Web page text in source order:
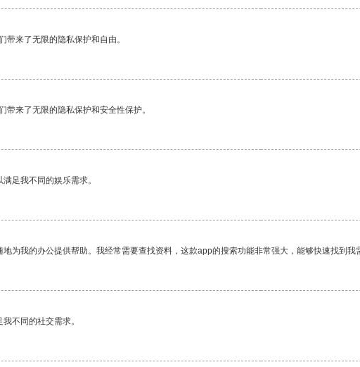
带来了无限的隐私保护和自由。
带来了无限的隐私保护和安全性保护。
足我不同的娱乐需求。
为我的办公提供帮助。我经常需要查找资料，这款app的搜索功能非常强大，能够快速找到我
不同的社交需求。